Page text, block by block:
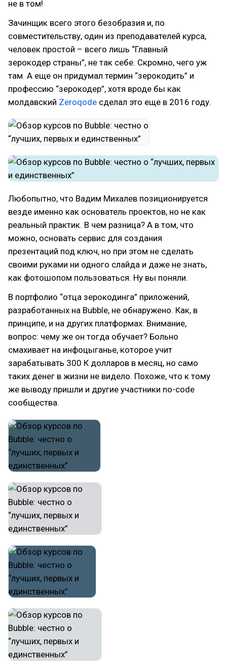
не в том!
Зачинщик всего этого безобразия и, по
совместительству, один из преподавателей курса,
человек простой – всего лишь “Главный
зерокодер страны”, не так себе. Скромно, чего уж
там. А еще он придумал термин “зерокодить” и
профессию “зерокодер”, хотя вроде бы как
молдавский Zeroqode сделал это еще в 2016 году.
Любопытно, что Вадим Михалев позиционируется
везде именно как основатель проектов, но не как
реальный практик. В чем разница? А в том, что
можно, основать сервис для создания
презентаций под ключ, но при этом не сделать
своими руками ни одного слайда и даже не знать,
как фотошопом пользоваться. Ну вы поняли.
В портфолио “отца зерокодинга” приложений,
разработанных на Bubble, не обнаружено. Как, в
принципе, и на других платформах. Внимание,
вопрос: чему же он тогда обучает? Больно
смахивает на инфоцыганье, которое учит
зарабатывать 300 К долларов в месяц, но само
таких денег в жизни не видело. Похоже, что к тому
же выводу пришли и другие участники no-code
сообщества.